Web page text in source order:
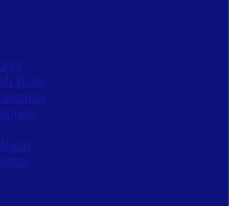
Kota